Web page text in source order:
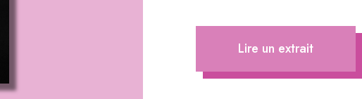
Lire un extrait